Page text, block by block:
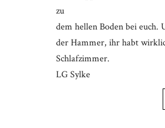
zu
dem hellen Boden bei euch.
der Hammer, ihr habt
Schlafzimmer.
LG Sylke